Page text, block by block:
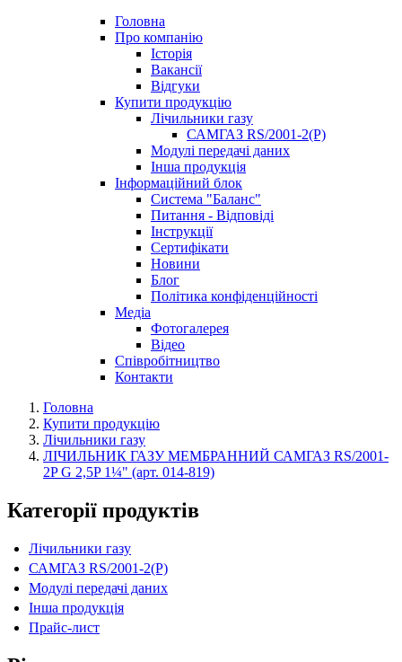
Головна
Про компанію
Історія
Вакансії
Відгуки
Купити продукцію
Лічильники газу
САМГАЗ RS/2001-2(Р)
Модулі передачі даних
Інша продукція
Інформаційний блок
Система "Баланс"
Питання - Відповіді
Інструкції
Сертифікати
Новини
Блог
Політика конфіденційності
Медіа
Фотогалерея
Відео
Співробітництво
Контакти
Головна
Купити продукцію
Лічильники газу
ЛІЧИЛЬНИК ГАЗУ МЕМБРАННИЙ САМГАЗ RS/2001-
2P G 2,5P 1¼" (арт. 014-819)
Категорії продуктів
Лічильники газу
САМГАЗ RS/2001-2(Р)
Модулі передачі даних
Інша продукція
Прайс-лист